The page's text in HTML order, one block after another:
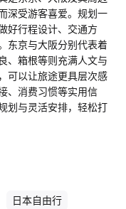
深受游客喜爱。规划一
好行程设计、交通方
东京与大阪分别代表着
、箱根等则充满人文与
可以让旅途更具层次感
、消费习惯等实用信
划与灵活安排，轻松打
日本自由行